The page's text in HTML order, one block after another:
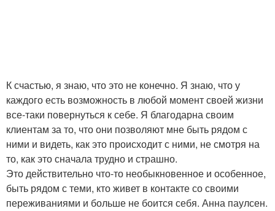
К счастью, я знаю, что это не конечно. Я знаю, что у
каждого есть возможность в любой момент своей жизни
все-таки повернуться к себе. Я благодарна своим
клиентам за то, что они позволяют мне быть рядом с
ними и видеть, как это происходит с ними, не смотря на
то, как это сначала трудно и страшно.
Это действительно что-то необыкновенное и особенное,
быть рядом с теми, кто живет в контакте со своими
переживаниями и больше не боится себя. Анна паулсен.